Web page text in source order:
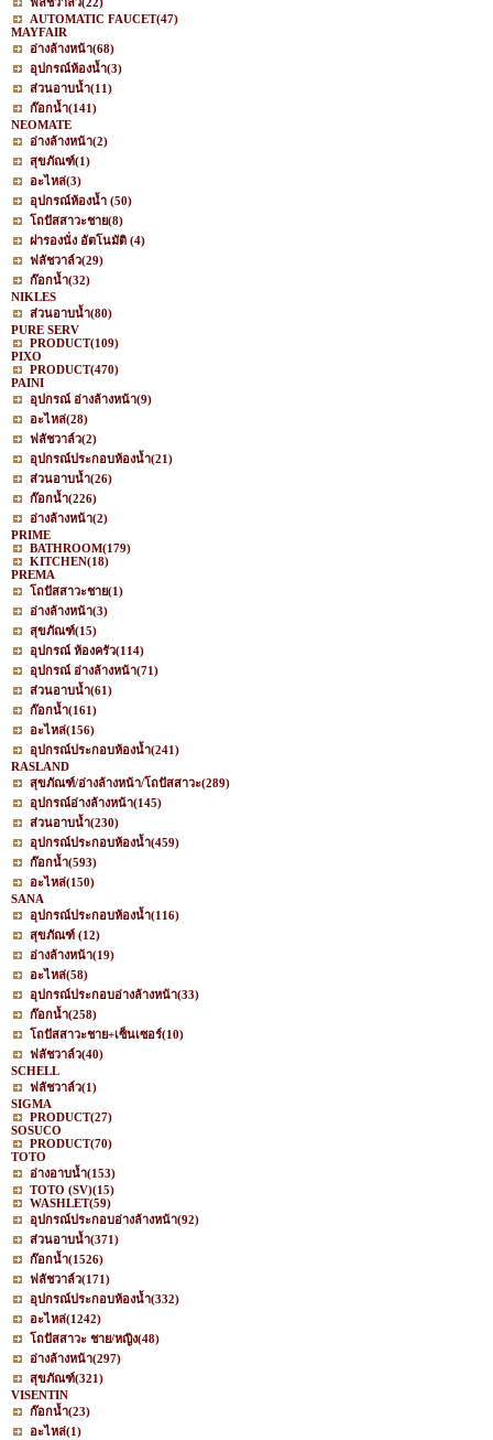
AUTOMATIC FAUCET(47)
MAYFAIR
อ่างล้างหน้า(68)
อุปกรณ์ห้องน้ำ(3)
ส่วนอาบน้ำ(11)
ก๊อกน้ำ(141)
NEOMATE
อ่างล้างหน้า(2)
สุขภัณฑ์(1)
อะไหล่(3)
อุปกรณ์ห้องน้ำ (50)
โถปัสสาวะชาย(8)
ฝารองนั่ง อัตโนมัติ (4)
ฟลัชวาล์ว(29)
ก๊อกน้ำ(32)
NIKLES
ส่วนอาบน้ำ(80)
PURE SERV
PRODUCT(109)
PIXO
PRODUCT(470)
PAINI
อุปกรณ์ อ่างล้างหน้า(9)
อะไหล่(28)
ฟลัชวาล์ว(2)
อุปกรณ์ประกอบห้องน้ำ(21)
ส่วนอาบน้ำ(26)
ก๊อกน้ำ(226)
อ่างล้างหน้า(2)
PRIME
BATHROOM(179)
KITCHEN(18)
PREMA
โถปัสสาวะชาย(1)
อ่างล้างหน้า(3)
สุขภัณฑ์(15)
อุปกรณ์ ห้องครัว(114)
อุปกรณ์ อ่างล้างหน้า(71)
ส่วนอาบน้ำ(61)
ก๊อกน้ำ(161)
อะไหล่(156)
อุปกรณ์ประกอบห้องน้ำ(241)
RASLAND
สุขภัณฑ์/อ่างล้างหน้า/โถปัสสาวะ(289)
อุปกรณ์อ่างล้างหน้า(145)
ส่วนอาบน้ำ(230)
อุปกรณ์ประกอบห้องน้ำ(459)
ก๊อกน้ำ(593)
อะไหล่(150)
SANA
อุปกรณ์ประกอบห้องน้ำ(116)
สุขภัณฑ์ (12)
อ่างล้างหน้า(19)
อะไหล่(58)
อุปกรณ์ประกอบอ่างล้างหน้า(33)
ก๊อกน้ำ(258)
โถปัสสาวะชาย+เซ็นเซอร์(10)
ฟลัชวาล์ว(40)
SCHELL
ฟลัชวาล์ว(1)
SIGMA
PRODUCT(27)
SOSUCO
PRODUCT(70)
TOTO
อ่างอาบน้ำ(153)
TOTO (SV)(15)
WASHLET(59)
อุปกรณ์ประกอบอ่างล้างหน้า(92)
ส่วนอาบน้ำ(371)
ก๊อกน้ำ(1526)
ฟลัชวาล์ว(171)
อุปกรณ์ประกอบห้องน้ำ(332)
อะไหล่(1242)
โถปัสสาวะ ชาย/หญิง(48)
อ่างล้างหน้า(297)
สุขภัณฑ์(321)
VISENTIN
ก๊อกน้ำ(23)
อะไหล่(1)